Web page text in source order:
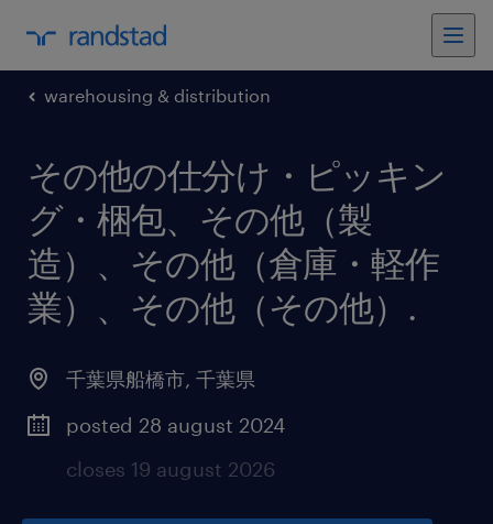
warehousing & distribution
その他の仕分け・ピッキン
グ・梱包、その他（製
造）、その他（倉庫・軽作
業）、その他（その他） .
千葉県船橋市, 千葉県
posted 28 august 2024
closes 19 august 2026